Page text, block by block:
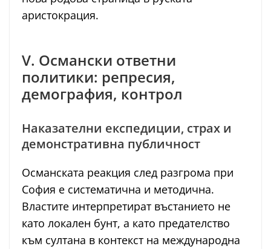
аристокрация.
V. Османски ответни
политики: репресия,
демография, контрол
Наказателни експедиции, страх и
демонстративна публичност
Османската реакция след разгрома при
София е систематична и методична.
Властите интерпретират въстанието не
като локален бунт, а като предателство
към султана в контекст на международна